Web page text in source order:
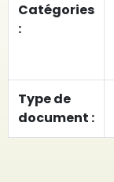
Catégories
:
Type de
document :